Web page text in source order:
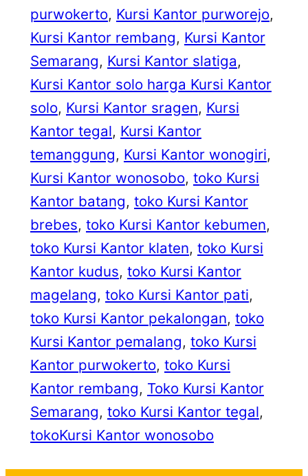
purwokerto, Kursi Kantor purworejo
Kursi Kantor rembang, Kursi Kantor
Semarang, Kursi Kantor slatiga
Kursi Kantor solo harga Kursi Kantor
solo, Kursi Kantor sragen, Kursi
Kantor tegal, Kursi Kantor
temanggung, Kursi Kantor wonogiri
Kursi Kantor wonosobo, toko Kursi
Kantor batang, toko Kursi Kantor
brebes, toko Kursi Kantor kebumen
toko Kursi Kantor klaten, toko Kursi
Kantor kudus, toko Kursi Kantor
magelang, toko Kursi Kantor pati
toko Kursi Kantor pekalongan, toko
Kursi Kantor pemalang, toko Kursi
Kantor purwokerto, toko Kursi
Kantor rembang, Toko Kursi Kantor
Semarang, toko Kursi Kantor tegal
tokoKursi Kantor wonosobo